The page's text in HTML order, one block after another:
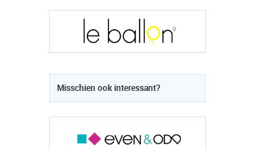
Misschien ook interessant?